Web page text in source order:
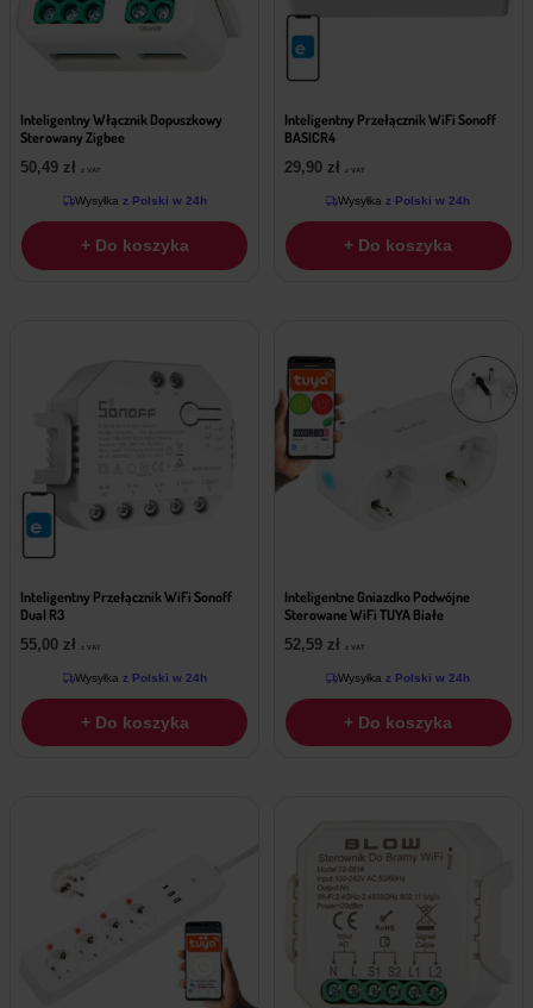
Inteligentny Włącznik Dopuszkowy
Sterowany Zigbee
50,49 zł z VAT
Wysyłka z Polski w 24h
+ Do koszyka
Inteligentny Przełącznik WiFi Sonoff
BASICR4
29,90 zł z VAT
Wysyłka z Polski w 24h
+ Do koszyka
Inteligentny Przełącznik WiFi Sonoff
Dual R3
55,00 zł z VAT
Wysyłka z Polski w 24h
+ Do koszyka
Inteligentne Gniazdko Podwójne
Sterowane WiFi TUYA Białe
52,59 zł z VAT
Wysyłka z Polski w 24h
+ Do koszyka